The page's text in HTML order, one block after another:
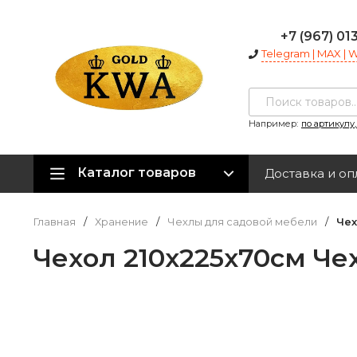
+7 (967)
Telegram | MAX |
Например: по
Каталог товаров Доставка и
Главная / Хранение / Чехлы для садовой мебели /
Чехол 210x225x70см